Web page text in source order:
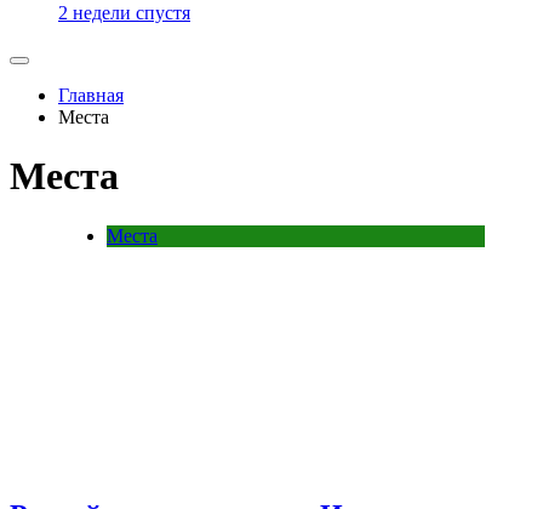
2 недели спустя
Главная
Места
Места
Места